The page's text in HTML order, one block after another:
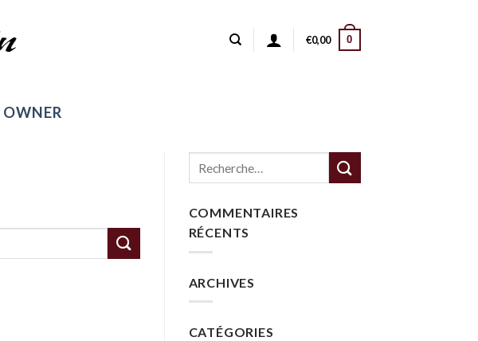
€0,00 0
OWNER
COMMENTAIRES
RÉCENTS
ARCHIVES
CATÉGORIES